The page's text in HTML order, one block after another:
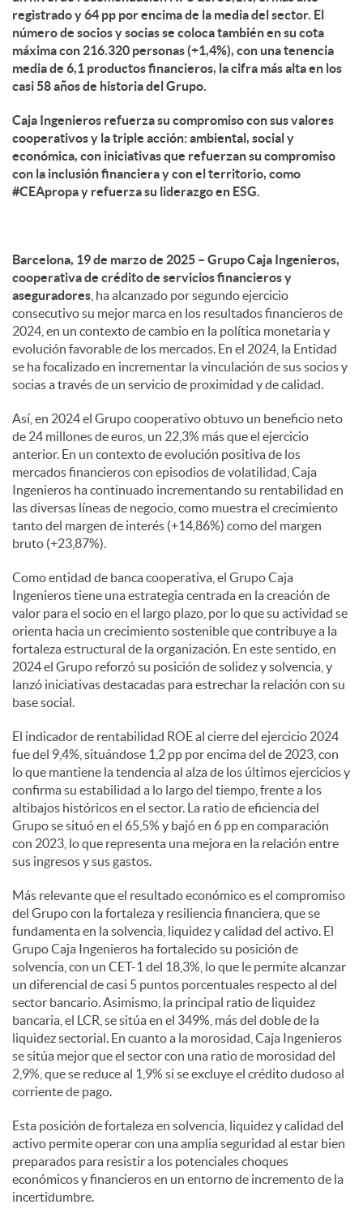
registrado y 64 pp por encima de la media del sector. El
número de socios y socias se coloca también en su cota
máxima con 216.320 personas (+1,4%), con una tenencia
media de 6,1 productos financieros, la cifra más alta en los
casi 58 años de historia del Grupo.
Caja Ingenieros refuerza su compromiso con sus valores
cooperativos y la triple acción: ambiental, social y
económica, con iniciativas que refuerzan su compromiso
con la inclusión financiera y con el territorio, como
#CEApropa y refuerza su liderazgo en ESG.
Barcelona, 19 de marzo de 2025 – Grupo Caja Ingenieros,
cooperativa de crédito de servicios financieros y
aseguradores , ha alcanzado por segundo ejercicio
consecutivo su mejor marca en los resultados financieros de
2024, en un contexto de cambio en la política monetaria y
evolución favorable de los mercados. En el 2024, la Entidad
se ha focalizado en incrementar la vinculación de sus socios y
socias a través de un servicio de proximidad y de calidad.
Así, en 2024 el Grupo cooperativo obtuvo un beneficio neto
de 24 millones de euros, un 22,3% más que el ejercicio
anterior. En un contexto de evolución positiva de los
mercados financieros con episodios de volatilidad, Caja
Ingenieros ha continuado incrementando su rentabilidad en
las diversas líneas de negocio, como muestra el crecimiento
tanto del margen de interés (+14,86%) como del margen
bruto (+23,87%).
Como entidad de banca cooperativa, el Grupo Caja
Ingenieros tiene una estrategia centrada en la creación de
valor para el socio en el largo plazo, por lo que su actividad se
orienta hacia un crecimiento sostenible que contribuye a la
fortaleza estructural de la organización. En este sentido, en
2024 el Grupo reforzó su posición de solidez y solvencia, y
lanzó iniciativas destacadas para estrechar la relación con su
base social.
El indicador de rentabilidad ROE al cierre del ejercicio 2024
fue del 9,4%, situándose 1,2 pp por encima del de 2023, con
lo que mantiene la tendencia al alza de los últimos ejercicios y
confirma su estabilidad a lo largo del tiempo, frente a los
altibajos históricos en el sector. La ratio de eficiencia del
Grupo se situó en el 65,5% y bajó en 6 pp en comparación
con 2023, lo que representa una mejora en la relación entre
sus ingresos y sus gastos.
Más relevante que el resultado económico es el compromiso
del Grupo con la fortaleza y resiliencia financiera, que se
fundamenta en la solvencia, liquidez y calidad del activo. El
Grupo Caja Ingenieros ha fortalecido su posición de
solvencia, con un CET-1 del 18,3%, lo que le permite alcanzar
un diferencial de casi 5 puntos porcentuales respecto al del
sector bancario. Asimismo, la principal ratio de liquidez
bancaria, el LCR, se sitúa en el 349%, más del doble de la
liquidez sectorial. En cuanto a la morosidad, Caja Ingenieros
se sitúa mejor que el sector con una ratio de morosidad del
2,9%, que se reduce al 1,9% si se excluye el crédito dudoso al
corriente de pago.
Esta posición de fortaleza en solvencia, liquidez y calidad del
activo permite operar con una amplia seguridad al estar bien
preparados para resistir a los potenciales choques
económicos y financieros en un entorno de incremento de la
incertidumbre.